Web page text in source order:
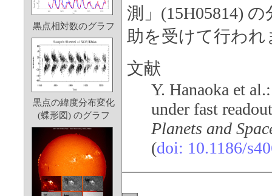
黒点相対数のグラフ
黒点の緯度分布変化
(蝶形図) のグラフ
測」(15H05814)
助を受けて行われ
文献
Y. Hanaoka et
under fast
Planets and
(doi: 10.1186/